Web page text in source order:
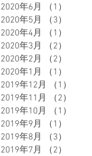
2020年6月
（1）
2020年5月
（3）
2020年4月
（1）
2020年3月
（2）
2020年2月
（2）
2020年1月
（1）
2019年12月
（1）
2019年11月
（2）
2019年10月
（1）
2019年9月
（1）
2019年8月
（3）
2019年7月
（2）